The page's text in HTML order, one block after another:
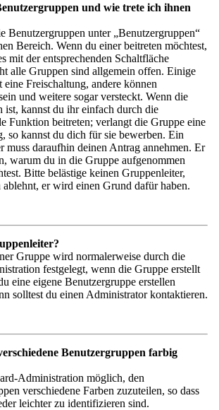
und wie trete ich ihnen
Benutzergruppen unter „Benutzergruppen“
Bereich. Wenn du einer beitreten möchtest,
mit der entsprechenden Schaltfläche
alle Gruppen sind allgemein offen. Einige
eine Freischaltung, andere können
und weitere sogar versteckt. Wenn die
ist, kannst du ihr einfach durch die
Funktion beitreten; verlangt die Gruppe eine
so kannst du dich für sie bewerben. Ein
muss daraufhin deinen Antrag annehmen. Er
warum du in die Gruppe aufgenommen
Bitte belästige keinen Gruppenleiter,
er wird einen Grund dafür haben.
Gruppe wird normalerweise durch die
festgelegt, wenn die Gruppe erstellt
eine eigene Benutzergruppe erstellen
solltest du einen Administrator kontaktieren.
Benutzergruppen farbig
Administration möglich, den
verschiedene Farben zuzuteilen, so dass
leichter zu identifizieren sind.